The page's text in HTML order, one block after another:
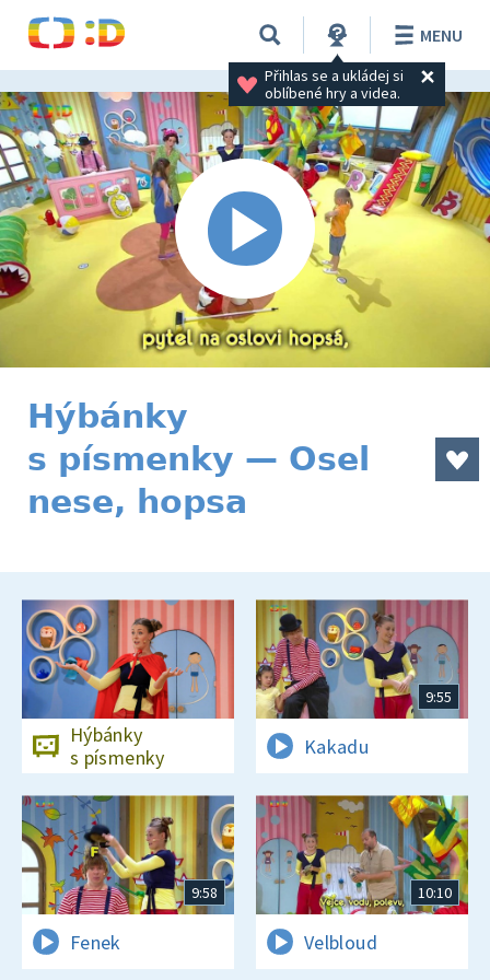
Přihlas se a ukládej si
oblíbené hry a videa.
MENU
Hýbánky
s písmenky — Osel
nese, hopsa
Hýbánky
s písmenky
9:55
Kakadu
9:58
Fenek
10:10
Velbloud